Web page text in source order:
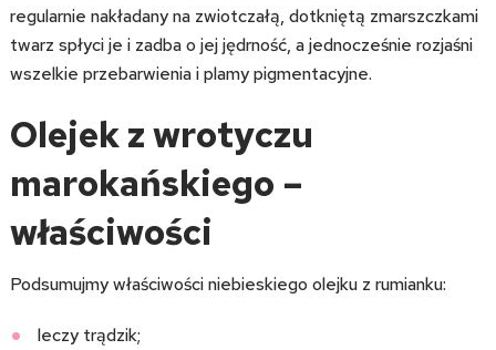
regularnie nakładany na zwiotczałą, dotkniętą zmarszczkami
twarz spłyci je i zadba o jej jędrność, a jednocześnie rozjaśni
wszelkie przebarwienia i plamy pigmentacyjne.
Olejek z wrotyczu
marokańskiego –
właściwości
Podsumujmy właściwości niebieskiego olejku z rumianku:
leczy trądzik;